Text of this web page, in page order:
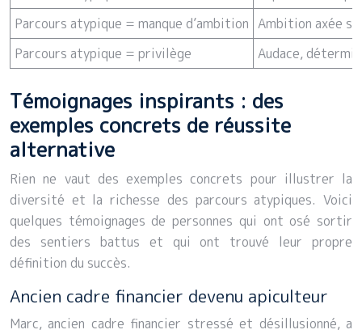
Parcours atypique = manque d’ambition Ambition axée
Parcours atypique = privilège
Audace,
Témoignages inspirants : des
exemples concrets de réussite
alternative
Rien ne vaut des exemples concrets pour illustrer la
diversité et la richesse des parcours atypiques. Voici
quelques témoignages de personnes qui ont osé sortir
des sentiers battus et qui ont trouvé leur propre
définition du succès.
Ancien cadre financier devenu apiculteur
Marc, ancien cadre financier stressé et désillusionné, a